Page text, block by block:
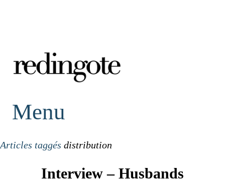
redingote.
Menu
Articles taggés distribution
Interview – Husbands